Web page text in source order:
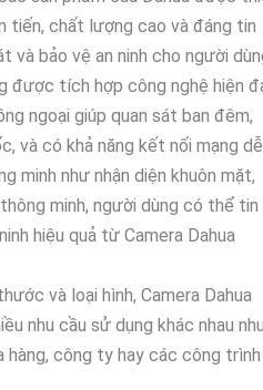
tiến, chất lượng cao và đáng tin
và bảo vệ an ninh cho người
được tích hợp công nghệ hiện
ngoại giúp quan sát ban đêm,
và có khả năng kết nối mạng dễ
minh như nhận diện khuôn mặt,
minh, người dùng có thể tin
hiệu quả từ Camera Dahua
và loại hình, Camera Dahua
nhu cầu sử dụng khác nhau
hàng, công ty hay các công trình